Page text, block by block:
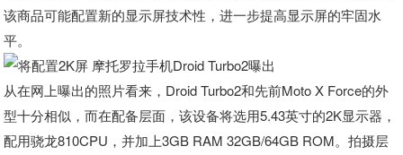
该商品可能配置新的显示屏技术性，进一步提高显示屏的牢固水
平。
从在网上曝出的照片看来，Droid Turbo2和先前Moto X Force的外
型十分相似，而在配备层面，该设备将选用5.43英寸的2K显示器，
配用骁龙810CPU，并加上3GB RAM 32GB/64GB ROM。拍摄层